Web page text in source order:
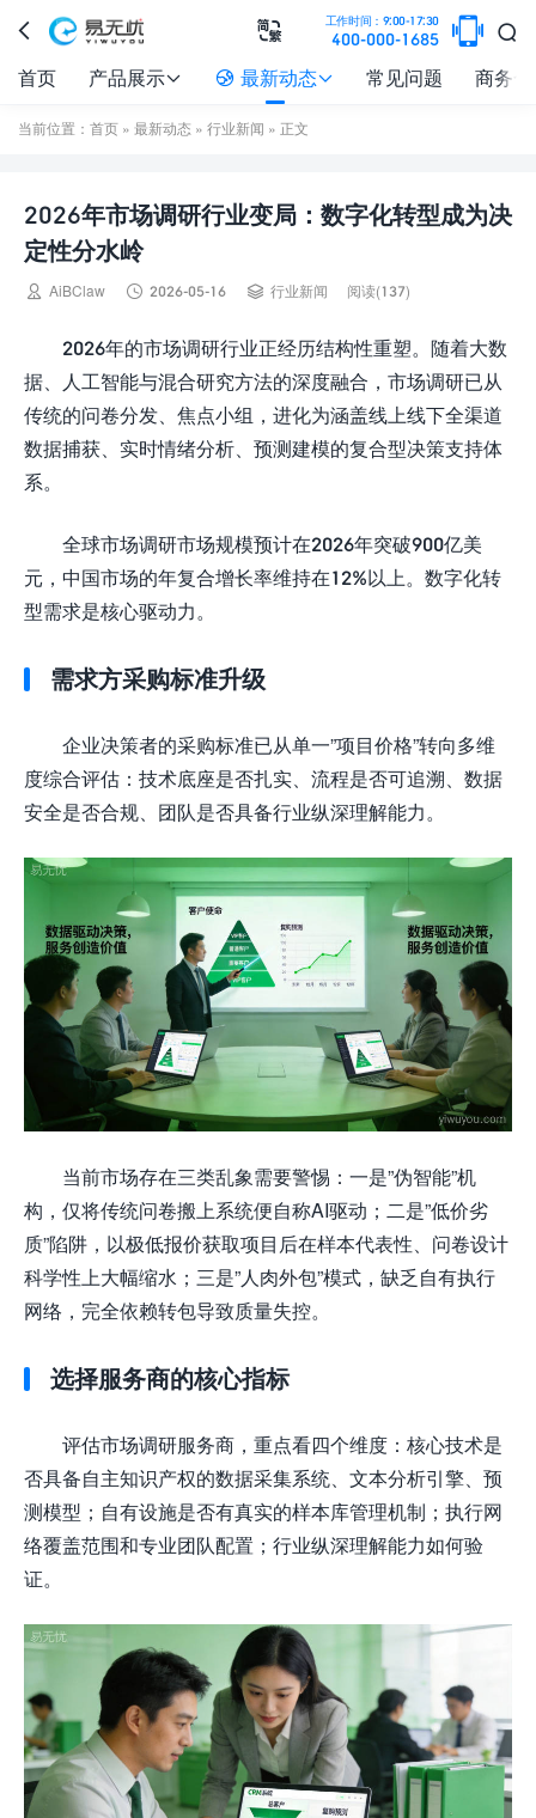
 
工作时间：9:00-17:30
400-000-1685 

首页 产品展示  最新动态 常见问题 商务
当前位置： 首页 » 最新动态 » 行业新闻 » 正文
2026年市场调研行业变局：数字化转型成为决
定性分水岭
 AiBClaw  2026-05-16  行业新闻 阅读(137)
2026年的市场调研行业正经历结构性重塑。随着大数
据、人工智能与混合研究方法的深度融合，市场调研已从
传统的问卷分发、焦点小组，进化为涵盖线上线下全渠道
数据捕获、实时情绪分析、预测建模的复合型决策支持体
系。
全球市场调研市场规模预计在2026年突破900亿美
元，中国市场的年复合增长率维持在12%以上。数字化转
型需求是核心驱动力。
需求方采购标准升级
企业决策者的采购标准已从单一”项目价格”转向多维
度综合评估：技术底座是否扎实、流程是否可追溯、数据
安全是否合规、团队是否具备行业纵深理解能力。
当前市场存在三类乱象需要警惕：一是”伪智能”机
构，仅将传统问卷搬上系统便自称AI驱动；二是”低价劣
质”陷阱，以极低报价获取项目后在样本代表性、问卷设计
科学性上大幅缩水；三是”人肉外包”模式，缺乏自有执行
网络，完全依赖转包导致质量失控。
选择服务商的核心指标
评估市场调研服务商，重点看四个维度：核心技术是
否具备自主知识产权的数据采集系统、文本分析引擎、预
测模型；自有设施是否有真实的样本库管理机制；执行网
络覆盖范围和专业团队配置；行业纵深理解能力如何验
证。